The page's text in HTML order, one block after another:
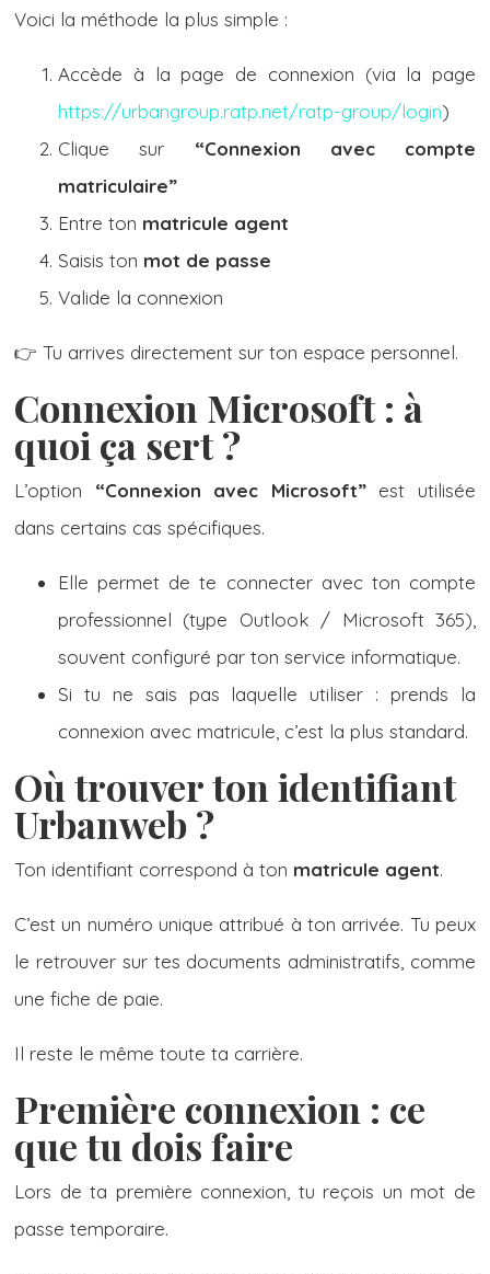
Voici la méthode la plus simple :
Accède à la page de connexion (via la page
https://urbangroup.ratp.net/ratp-group/login)
Clique sur “Connexion avec compte
matriculaire”
Entre ton matricule agent
Saisis ton mot de passe
Valide la connexion
👉 Tu arrives directement sur ton espace personnel.
Connexion Microsoft : à
quoi ça sert ?
L’option “Connexion avec Microsoft”est utilisée
dans certains cas spécifiques.
Elle permet de te connecter avec ton compte
professionnel (type Outlook / Microsoft 365),
souvent configuré par ton service informatique.
Si tu ne sais pas laquelle utiliser : prends la
connexion avec matricule, c’est la plus standard.
Où trouver ton identifiant
Urbanweb ?
Ton identifiant correspond à ton matricule agent.
C’est un numéro unique attribué à ton arrivée. Tu peux
le retrouver sur tes documents administratifs, comme
une fiche de paie.
Il reste le même toute ta carrière.
Première connexion : ce
que tu dois faire
Lors de ta première connexion, tu reçois un mot de
passe temporaire.